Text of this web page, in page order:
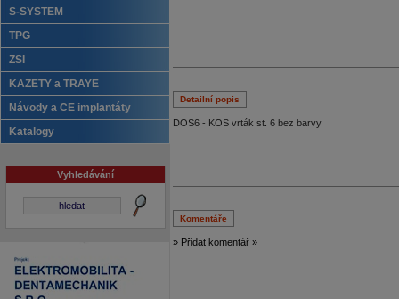
S-SYSTEM
TPG
ZSI
KAZETY a TRAYE
Návody a CE implantáty
Katalogy
Vyhledávání
Detailní popis
DOS6 - KOS vrták st. 6 bez barvy
Komentáře
» Přidat komentář »